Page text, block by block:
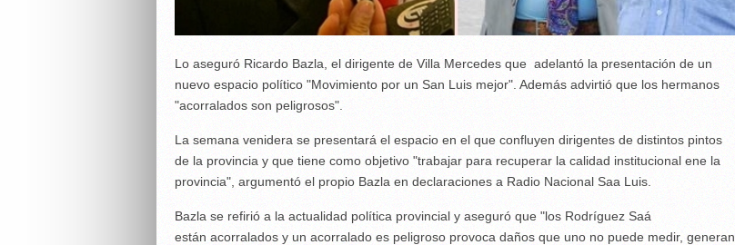
Lo aseguró Ricardo Bazla, el dirigente de Villa Mercedes que adelantó la presentación de un
nuevo espacio político "Movimiento por un San Luis mejor". Además advirtió que los hermanos
"acorralados son peligrosos".
La semana venidera se presentará el espacio en el que confluyen dirigentes de distintos pintos
de la provincia y que tiene como objetivo "trabajar para recuperar la calidad institucional ene la
provincia", argumentó el propio Bazla en declaraciones a Radio Nacional Saa Luis.
Bazla se refirió a la actualidad política provincial y aseguró que "los Rodríguez Saá
están acorralados y un acorralado es peligroso provoca daños que uno no puede medir, generan